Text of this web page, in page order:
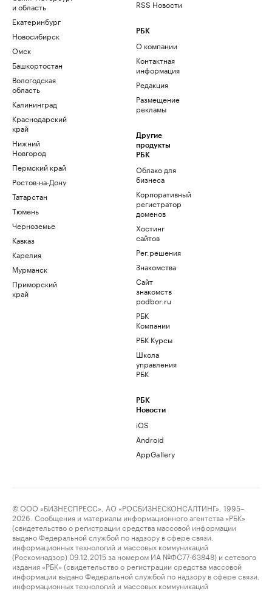
и область
Екатеринбург
Новосибирск
Омск
Башкортостан
Вологодская
область
Калининград
Краснодарский
край
Нижний
Новгород
Пермский край
Ростов-на-Дону
Татарстан
Тюмень
Черноземье
Кавказ
Карелия
Мурманск
Приморский
край
RSS Новости
РБК
О компании
Контактная
информация
Редакция
Размещение
рекламы
Другие
продукты
РБК
Облако для
бизнеса
Корпоративный
регистратор
доменов
Хостинг
сайтов
Рег.решения
Знакомства
Сайт
знакомств
podbor.ru
РБК
Компании
РБК Курсы
Школа
управления
РБК
РБК
Новости
iOS
Android
AppGallery
© ООО «БИЗНЕСПРЕСС», АО «РОСБИЗНЕСКОНСАЛТИНГ», 1995–
2026. Сообщения и материалы информационного агентства «РБК»
(свидетельство о регистрации средства массовой информации
выдано Федеральной службой по надзору в сфере связи,
информационных технологий и массовых коммуникаций
(Роскомнадзор) 09.12.2015 за номером ИА №ФС77-63848) и сетевого
издания «РБК» (свидетельство о регистрации средства массовой
информации выдано Федеральной службой по надзору в сфере связи,
информационных технологий и массовых коммуникаций